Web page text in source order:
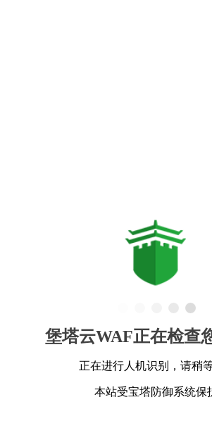
堡塔云WAF正在检查
正在进行人机识别，请稍
本站受宝塔防御系统保